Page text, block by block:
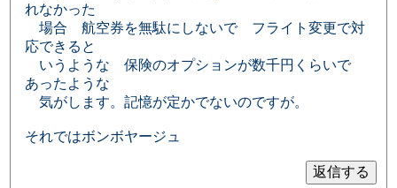
れなかった
場合 航空券を無駄にしないで フライト変更で対
応できると
いうような 保険のオプションが数千円くらいで
あったような
気がします。記憶が定かでないのですが。
それではボンボヤージュ